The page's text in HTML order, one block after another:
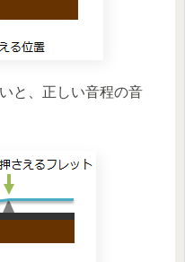
と、正しい音程の音